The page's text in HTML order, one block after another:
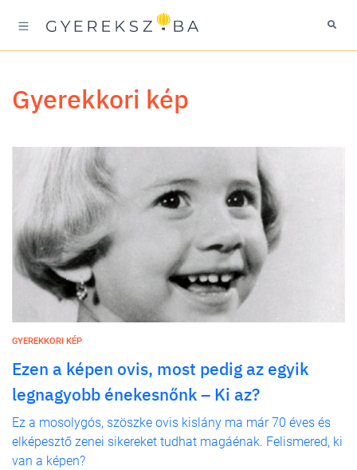
gyerekkori kép
GYEREKKORI KÉP
Ezen a képen ovis, most pedig az egyik
legnagyobb énekesnőnk – Ki az?
Ez a mosolygós, szöszke ovis kislány ma már 70 éves és
elképesztő zenei sikereket tudhat magáénak. Felismered, ki
van a képen?